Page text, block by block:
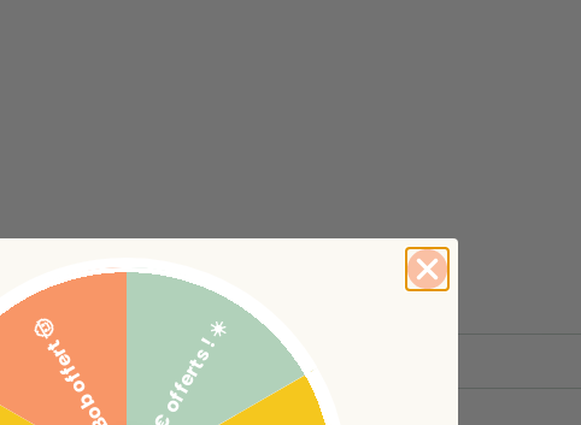
5€ offerts ! ☀️
Bob offert 🤠